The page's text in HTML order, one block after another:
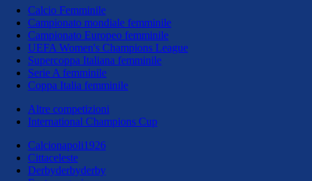
Calcio Femminile
Campionato mondiale femminile
Campionato Europeo femminile
UEFA Women's Champions League
Supercoppa Italiana femminile
Serie A femminile
Coppa Italia femminile
Altre competizioni
International Champions Cup
Calcionapoli1926
Cittaceleste
Derbyderbyderby